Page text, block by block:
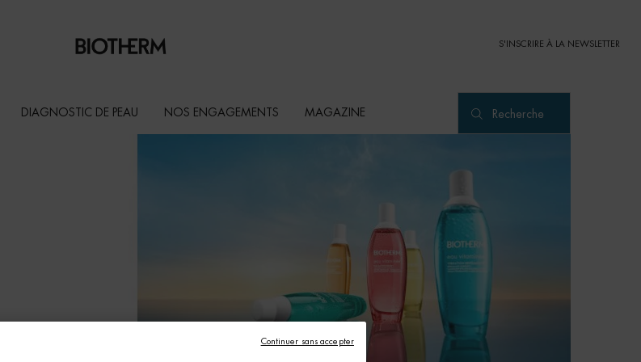
S'INSCRIRE À LA NEWSLETTER
DIAGNOSTIC DE PEAU NOS ENGAGEMENTS MAGAZINE Recherche
Continuer sans accepter